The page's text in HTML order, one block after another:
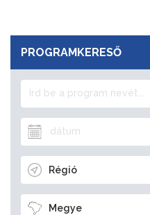
PROGRAMKERESŐ
Régió
Megye